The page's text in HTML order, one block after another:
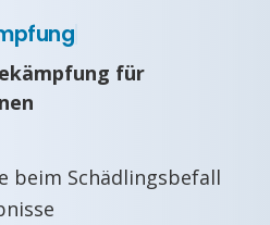
für
beim Schädlingsbefall